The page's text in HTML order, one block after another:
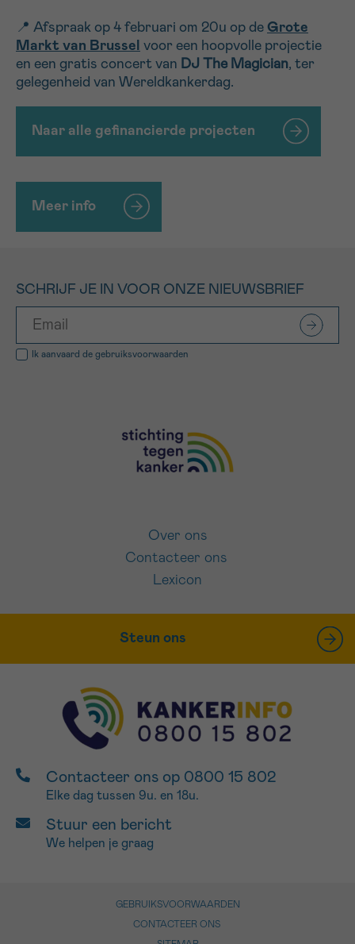
📍 Afspraak op 4 februari om 20u op de Grote
Markt van Brussel voor een hoopvolle projectie
en een gratis concert van DJ The Magician, ter
gelegenheid van Wereldkankerdag.
Naar alle gefinancierde projecten
Meer info
SCHRIJF JE IN VOOR ONZE NIEUWSBRIEF
Ik aanvaard de gebruiksvoorwaarden
Over ons
Contacteer ons
Lexicon
Steun ons
Contacteer ons op 0800 15 802
Elke dag tussen 9u. en 18u.
Stuur een bericht
We helpen je graag
GEBRUIKSVOORWAARDEN
CONTACTEER ONS